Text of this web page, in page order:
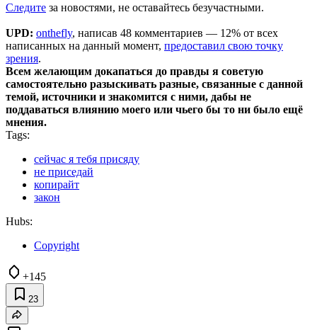
Следите за новостями, не оставайтесь безучастными.
UPD: onthefly, написав 48 комментариев — 12% от всех
написанных на данный момент, предоставил свою точку
зрения.
Всем желающим докапаться до правды я советую
самостоятельно разыскивать разные, связанные с данной
темой, источники и знакомится с ними, дабы не
поддаваться влиянию моего или чьего бы то ни было ещё
мнения.
Tags:
сейчас я тебя присяду
не приседай
копирайт
закон
Hubs:
Copyright
+145
23